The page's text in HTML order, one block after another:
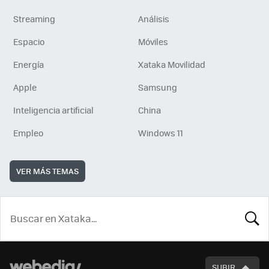
Streaming
Análisis
Espacio
Móviles
Energía
Xataka Movilidad
Apple
Samsung
Inteligencia artificial
China
Empleo
Windows 11
VER MÁS TEMAS
SUBIR